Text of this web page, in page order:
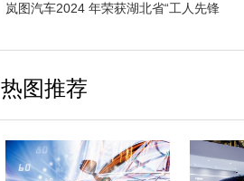
岚图汽车2024 年荣获湖北省“工人先锋
热图推荐